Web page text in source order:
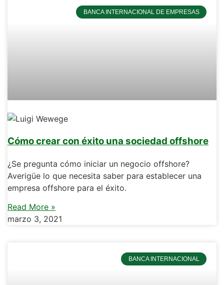
BANCA INTERNACIONAL DE EMPRESAS
Cómo crear con éxito una sociedad offshore
¿Se pregunta cómo iniciar un negocio offshore?
Averigüe lo que necesita saber para establecer una
empresa offshore para el éxito.
Read More »
marzo 3, 2021
BANCA INTERNACIONAL